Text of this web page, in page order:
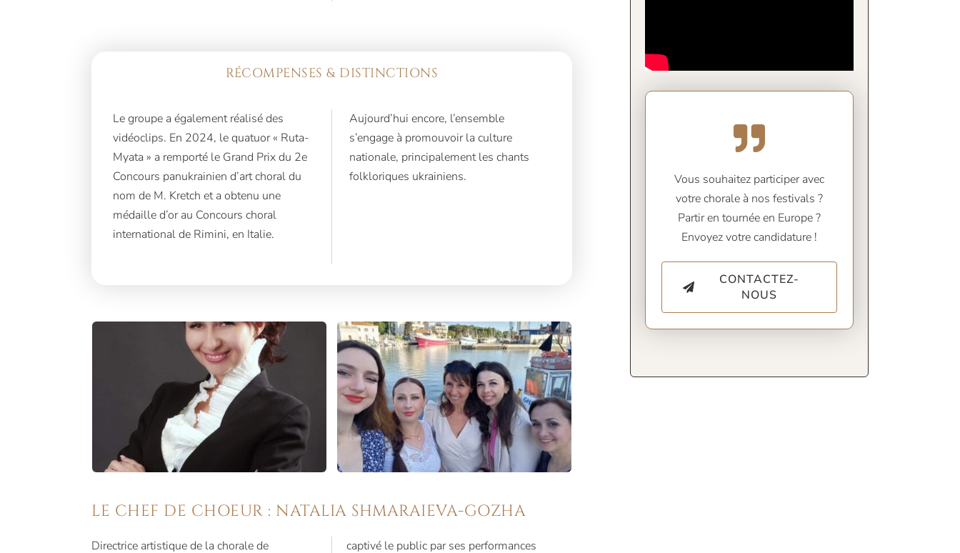
RÉCOMPENSES & DISTINCTIONS
Le groupe a également réalisé des
vidéoclips. En 2024, le quatuor « Ruta-
Myata » a remporté le Grand Prix du 2e
Concours panukrainien d’art choral du
nom de M. Kretch et a obtenu une
médaille d’or au Concours choral
international de Rimini, en Italie.
Aujourd’hui encore, l’ensemble
s’engage à promouvoir la culture
nationale, principalement les chants
folkloriques ukrainiens.
LE CHEF DE CHOEUR : NATALIA SHMARAIEVA-GOZHA
Directrice artistique de la chorale de
captivé le public par ses performances
Vous souhaitez participer avec
votre chorale à nos festivals ?
Partir en tournée en Europe ?
Envoyez votre candidature !
CONTACTEZ-
NOUS